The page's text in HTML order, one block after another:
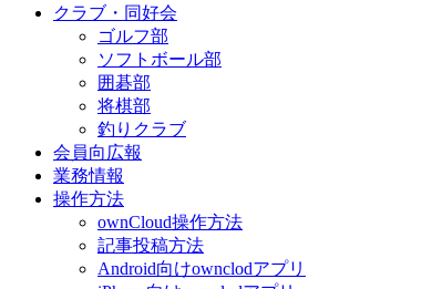
クラブ・同好会
ゴルフ部
ソフトボール部
囲碁部
将棋部
釣りクラブ
会員向広報
業務情報
操作方法
ownCloud操作方法
記事投稿方法
Android向けownclodアプリ